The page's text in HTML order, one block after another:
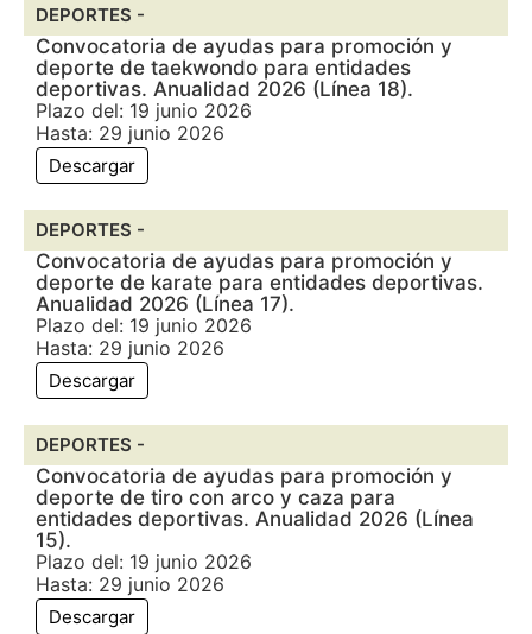
DEPORTES -
Convocatoria de ayudas para promoción y
deporte de taekwondo para entidades
deportivas. Anualidad 2026 (Línea 18).
Plazo del: 19 junio 2026
Hasta: 29 junio 2026
Descargar
DEPORTES -
Convocatoria de ayudas para promoción y
deporte de karate para entidades deportivas.
Anualidad 2026 (Línea 17).
Plazo del: 19 junio 2026
Hasta: 29 junio 2026
Descargar
DEPORTES -
Convocatoria de ayudas para promoción y
deporte de tiro con arco y caza para
entidades deportivas. Anualidad 2026 (Línea
15).
Plazo del: 19 junio 2026
Hasta: 29 junio 2026
Descargar